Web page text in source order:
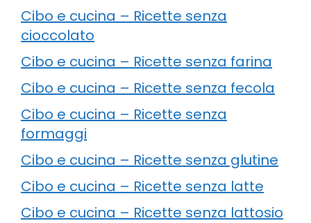
Cibo e cucina – Ricette senza
cioccolato
Cibo e cucina – Ricette senza farina
Cibo e cucina – Ricette senza fecola
Cibo e cucina – Ricette senza
formaggi
Cibo e cucina – Ricette senza glutine
Cibo e cucina – Ricette senza latte
Cibo e cucina – Ricette senza lattosio